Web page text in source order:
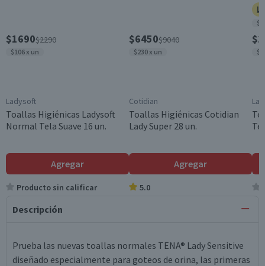
$1690$2290
$106 x un
Ladysoft
Toallas Higiénicas Ladysoft
Normal Tela Suave 16 un.
Agregar
Producto sin calificar
$6450$9040
$230 x un
Cotidian
Toallas Higiénicas Cotidian
Lady Super 28 un.
Agregar
5.0
Descripción
Prueba las nuevas toallas normales TENA® Lady Sensitive
diseñado especialmente para goteos de orina, las primeras